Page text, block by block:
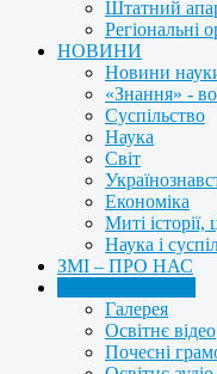
Штатний
Регіональні
НОВИНИ
Новини
«Знання» -
Суспільство
Наука
Світ
Економіка
Миті історії,
Наука і
ЗМІ – ПРО НАС
Галерея
Освітнє відео
Почесні